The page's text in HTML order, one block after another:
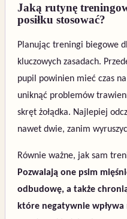
Jaką rutynę
posiłku stosować?
Planując treningi biegowe
kluczowych zasadach.
pupil powinien mieć czas
uniknąć problemów
skręt żołądka. Najlepiej
nawet dwie, zanim
Równie ważne, jak sam
Pozwalają one psim
odbudowę, a także
które negatywnie wpływa